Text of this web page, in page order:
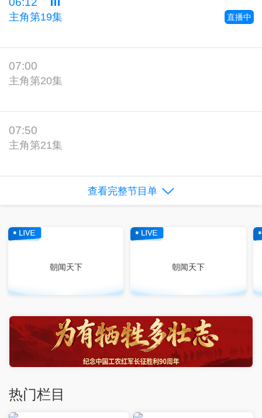
主角第19集 直播中
07:00
主角第20集
07:50
主角第21集
查看完整节目单
朝闻天下 朝闻天下
热门栏目